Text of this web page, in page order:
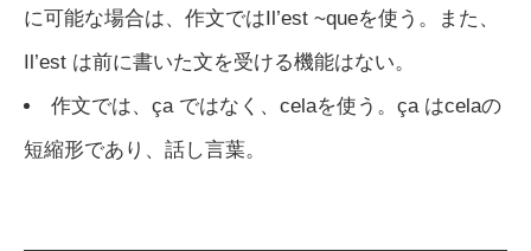
に可能な場合は、作文ではIl’est ~queを使う。また、
Il’est は前に書いた文を受ける機能はない。
作文では、ça ではなく、celaを使う。ça はcelaの
短縮形であり、話し言葉。